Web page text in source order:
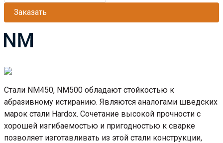
Заказать
Стали NM450, NM500 обладают стойкостью к
абразивному истиранию. Являются аналогами шведских
марок стали Hardox. Сочетание высокой прочности с
хорошей изгибаемостью и пригодностью к сварке
позволяет изготавливать из этой стали конструкции,